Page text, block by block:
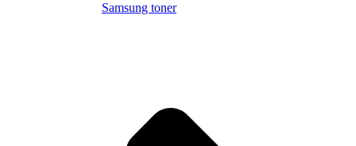
Samsung toner